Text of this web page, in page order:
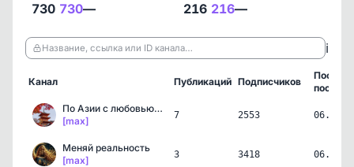
730 730— 216 216—
Название, ссылка или ID канала… ℹ️
Канал Публикаций Подписчиков
пост
По Азии с любовью | Путе…
[max]
7 2553
Меняй реальность
[max]
3 3418